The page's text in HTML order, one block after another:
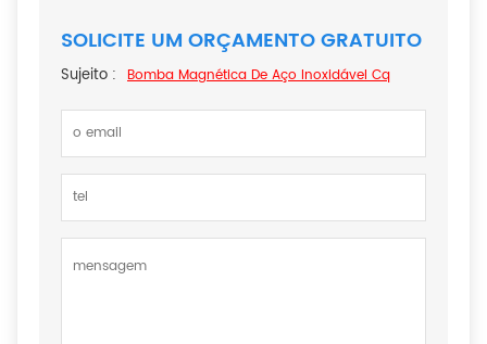
SOLICITE UM ORÇAMENTO GRATUITO
Sujeito : Bomba Magnética De Aço Inoxidável Cq